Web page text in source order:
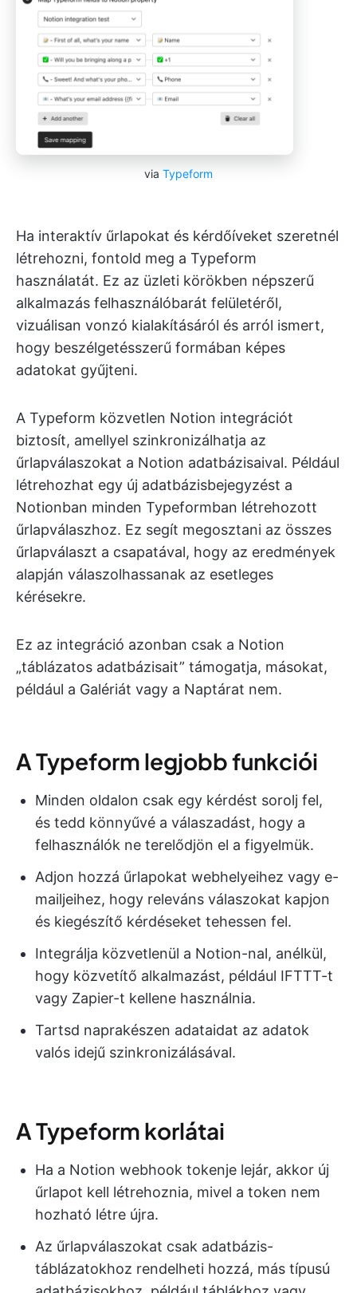
via Typeform
Ha interaktív űrlapokat és kérdőíveket szeretnél
létrehozni, fontold meg a Typeform
használatát. Ez az üzleti körökben népszerű
alkalmazás felhasználóbarát felületéről,
vizuálisan vonzó kialakításáról és arról ismert,
hogy beszélgetésszerű formában képes
adatokat gyűjteni.
A Typeform közvetlen Notion integrációt
biztosít, amellyel szinkronizálhatja az
űrlapválaszokat a Notion adatbázisaival. Például
létrehozhat egy új adatbázisbejegyzést a
Notionban minden Typeformban létrehozott
űrlapválaszhoz. Ez segít megosztani az összes
űrlapválaszt a csapatával, hogy az eredmények
alapján válaszolhassanak az esetleges
kérésekre.
Ez az integráció azonban csak a Notion
„táblázatos adatbázisait” támogatja, másokat,
például a Galériát vagy a Naptárat nem.
A Typeform legjobb funkciói
Minden oldalon csak egy kérdést sorolj fel,
és tedd könnyűvé a válaszadást, hogy a
felhasználók ne terelődjön el a figyelmük.
Adjon hozzá űrlapokat webhelyeihez vagy e-
mailjeihez, hogy releváns válaszokat kapjon
és kiegészítő kérdéseket tehessen fel.
Integrálja közvetlenül a Notion-nal, anélkül,
hogy közvetítő alkalmazást, például IFTTT-t
vagy Zapier-t kellene használnia.
Tartsd naprakészen adataidat az adatok
valós idejű szinkronizálásával.
A Typeform korlátai
Ha a Notion webhook tokenje lejár, akkor új
űrlapot kell létrehoznia, mivel a token nem
hozható létre újra.
Az űrlapválaszokat csak adatbázis-
táblázatokhoz rendelheti hozzá, más típusú